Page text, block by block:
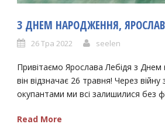
З ДНЕМ НАРОДЖЕННЯ, ЯРОСЛАВ
26 Тра 2022 seelen
Привітаємо Ярослава Лебідя з
він відзначає 26 травня! Через війну
окупантами ми всі залишилися без
Read More